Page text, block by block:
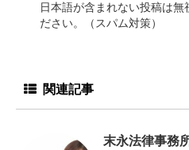
日本語が含まれない投稿は無
ださい。（スパム対策）
関連記事
末永法律事務